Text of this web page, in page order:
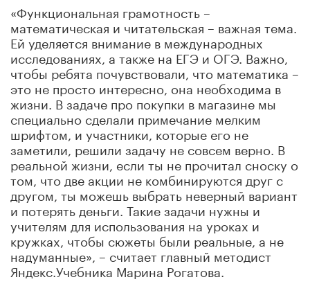
«Функциональная грамотность –
математическая и читательская – важная тема.
Ей уделяется внимание в международных
исследованиях, а также на ЕГЭ и ОГЭ. Важно,
чтобы ребята почувствовали, что математика –
это не просто интересно, она необходима в
жизни. В задаче про покупки в магазине мы
специально сделали примечание мелким
шрифтом, и участники, которые его не
заметили, решили задачу не совсем верно. В
реальной жизни, если ты не прочитал сноску о
том, что две акции не комбинируются друг с
другом, ты можешь выбрать неверный вариант
и потерять деньги. Такие задачи нужны и
учителям для использования на уроках и
кружках, чтобы сюжеты были реальные, а не
надуманные», – считает главный методист
Яндекс.Учебника Марина Рогатова.